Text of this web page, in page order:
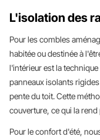
L'isolation des
Pour les combles
habitée ou destinée à
l'intérieur est la
panneaux isolants
pente du toit. Cette
couverture, ce qui la
Pour le confort d'été,